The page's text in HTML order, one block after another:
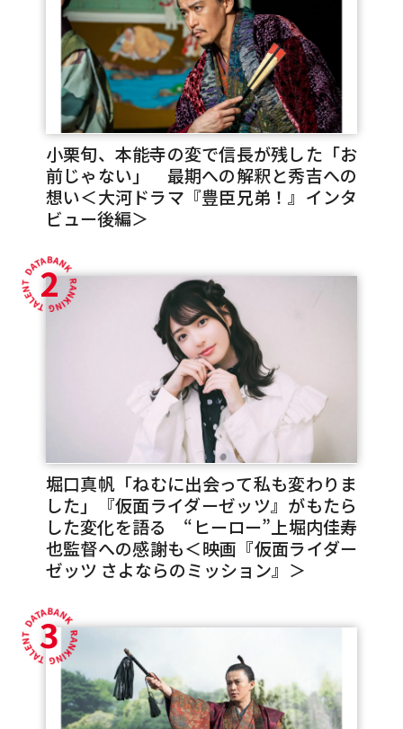
小栗旬、本能寺の変で信長が残した「お
前じゃない」 最期への解釈と秀吉への
想い＜大河ドラマ『豊臣兄弟！』インタ
ビュー後編＞
2
堀口真帆「ねむに出会って私も変わりま
した」『仮面ライダーゼッツ』がもたら
した変化を語る “ヒーロー”上堀内佳寿
也監督への感謝も＜映画『仮面ライダー
ゼッツ さよならのミッション』＞
3